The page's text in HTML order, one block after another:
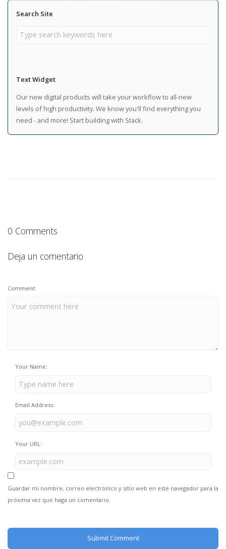
Search Site
Text Widget
Our new digital products will take your workflow to all-new
levels of high productivity. We know you'll find everything you
need - and more! Start building with Stack.
0 Comments
Deja un comentario
Comment:
Your Name:
Email Address:
Your URL:
Guardar mi nombre, correo electrónico y sitio web en este navegador para la
próxima vez que haga un comentario.